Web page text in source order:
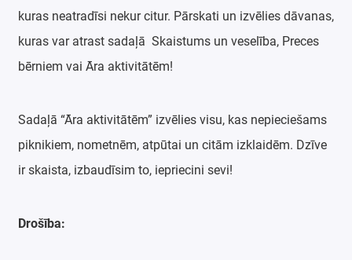
kuras neatradīsi nekur citur. Pārskati un izvēlies dāvanas,
kuras var atrast sadaļā Skaistums un veselība, Preces
bērniem vai Āra aktivitātēm!
Sadaļā “Āra aktivitātēm” izvēlies visu, kas nepieciešams
piknikiem, nometnēm, atpūtai un citām izklaidēm. Dzīve
ir skaista, izbaudīsim to, iepriecini sevi!
Drošība: